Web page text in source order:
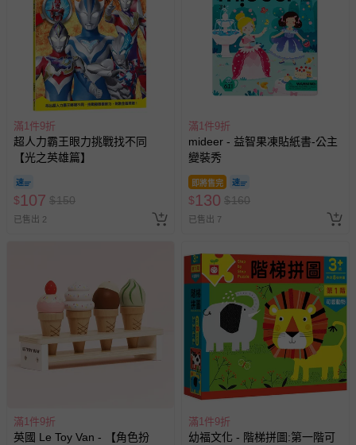
滿1件9折
超人力霸王眼力挑戰找不同
【光之英雄篇】
$107 $150
已售出 2
滿1件9折
mideer - 益智果凍貼紙書-公主
變裝秀
即將售完
$130 $160
已售出 7
滿1件9折
英國 Le Toy Van - 【角色扮
滿1件9折
幼福文化 - 階梯拼圖:第一階可